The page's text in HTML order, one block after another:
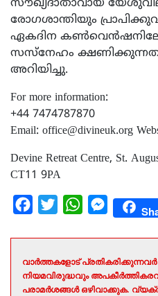
സൗഖ്യദാതാവായ
രോഗശാന്തിയും
ഏകദിന
സസ്നേഹം
അറിയിച്ചു.
For more information:
+44 7474787870
Email: office@divineuk.org
Devine Retreat Centre, St.
CT11 9PA
Facebook
Twitter WhatsAppMessenger
വാർത്തകളോട്
നിയമവിരുദ്ധവും
പരാമർശങ്ങൾ ഒഴിവാക്കുക.